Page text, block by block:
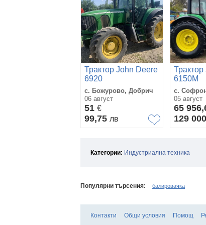
Трактор John Deere
6920
с. Божурово, Добрич
06 август
51 €
99,75 лв
6150M
с.
05 август
65
129
Категории: Индустриална техника
Популярни търсения: балировачка
Контакти Общи условия Помощ